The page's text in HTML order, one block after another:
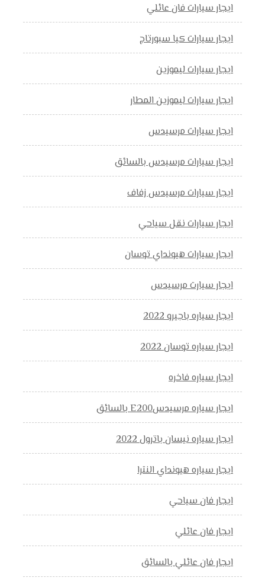
ايجار سيارات فان عائلي
ايجار سيارات كيا سبورتاج
ايجار سيارات ليموزين
ايجار سيارات ليموزين المطار
ايجار سيارات مرسيدس
ايجار سيارات مرسيدس بالسائق
ايجار سيارات مرسيدس زفاف
ايجار سيارات نقل سياحي
ايجار سيارات هيونداي توسان
ايجار سيارت مرسيدس
ايجار سياره باجيرو 2022
ايجار سياره توسان 2022
ايجار سياره فاخره
ايجار سياره مرسيدسE200 بالسائق
ايجار سياره نيسان باترول 2022
ايجار سياره هيونداي النترا
ايجار فان سياحي
ايجار فان عائلي
ايجار فان عائلي بالسائق